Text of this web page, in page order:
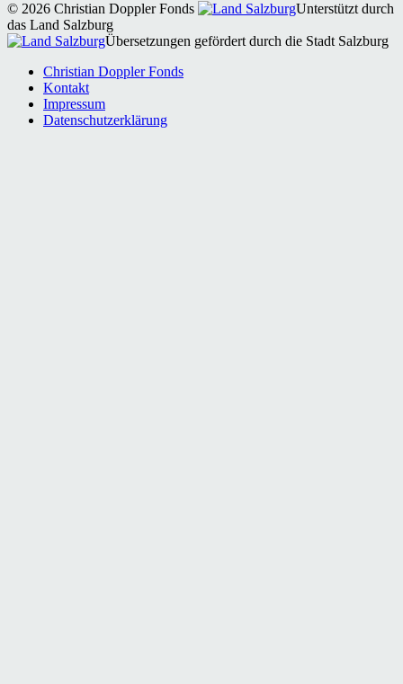
© 2026 Christian Doppler Fonds
Unterstützt durch
das Land Salzburg
Übersetzungen gefördert durch die Stadt Salzburg
Christian Doppler Fonds
Kontakt
Impressum
Datenschutzerklärung